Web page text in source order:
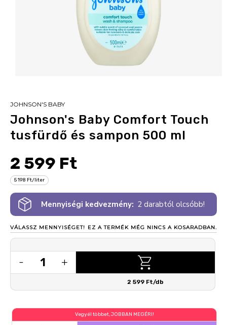
JOHNSON'S BABY
Johnson's Baby Comfort Touch
tusfürdő és sampon 500 ml
2 599 Ft
5 198 Ft/liter
Mennyiségi kedvezmény: 2 darabtól olcsóbb!
VÁLASSZ MENNYISÉGET! EZ A TERMÉK MÉG NINCS A KOSARADBAN.
- 1 +
2 599 Ft/db
Vegyél többet, JOBBAN MEGÉRI!